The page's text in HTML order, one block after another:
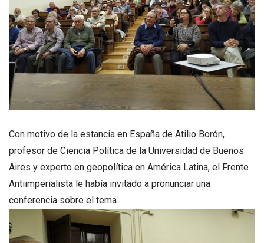
Con motivo de la estancia en España de Atilio Borón,
profesor de Ciencia Política de la Universidad de Buenos
Aires y experto en geopolítica en América Latina, el Frente
Antiimperialista le había invitado a pronunciar una
conferencia sobre el tema.